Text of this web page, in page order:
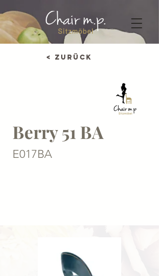
< Zurück
Berry 51 BA
E017BA